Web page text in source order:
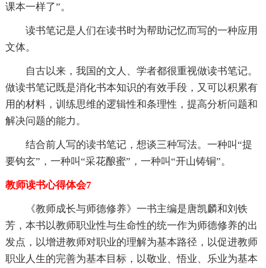
课本一样了”。
读书笔记是人们在读书时为帮助记忆而写的一种应用
文体。
自古以来，我国的文人、学者都很重视做读书笔记。
做读书笔记既是消化书本知识的有效手段，又可以积累有
用的材料，训练思维的逻辑性和条理性，提高分析问题和
解决问题的能力。
结合前人写的读书笔记，想谈三种写法。一种叫“提
要钩玄”，一种叫“采花酿蜜”，一种叫“开山铸铜”。
教师读书心得体会7
《教师成长与师德修养》一书主编是唐凯麟和刘铁
芳，本书以教师职业性与生命性的统一作为师德修养的出
发点，以增进教师对职业的理解为基本路径，以促进教师
职业人生的完善为基本目标，以敬业、悟业、乐业为基本